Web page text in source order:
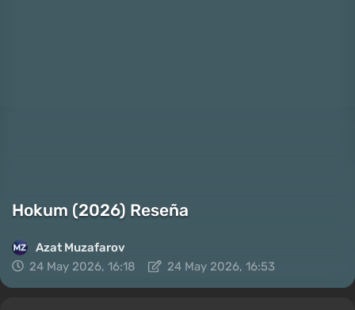
Hokum (2026) Reseña
Azat Muzafarov
24 May 2026, 16:18
24 May 2026, 16:53